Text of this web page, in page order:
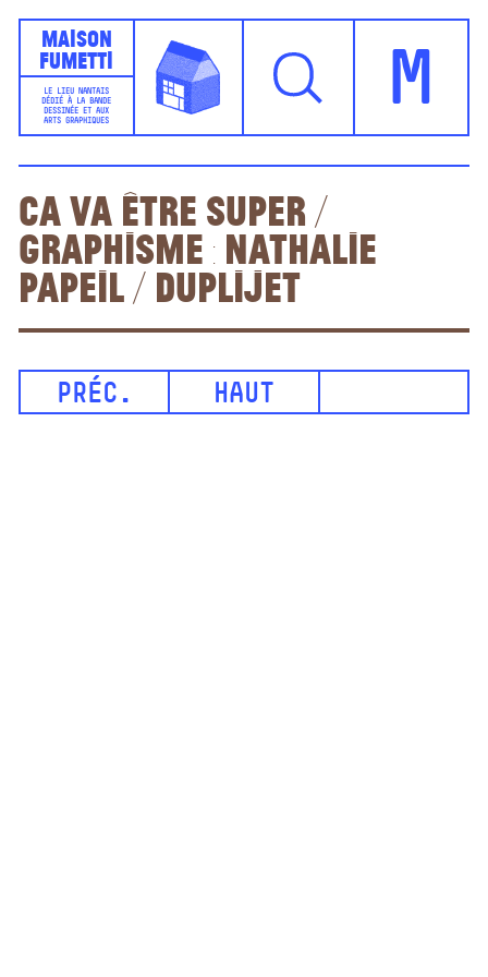
Maison
Fumetti
LE LIEU NANTAIS
DÉDIÉ À LA BANDE
DESSINÉE ET AUX
ARTS GRAPHIQUES
M
Ca va être super /
graphisme : Nathalie
Papeil / Duplijet
PRÉC. HAUT